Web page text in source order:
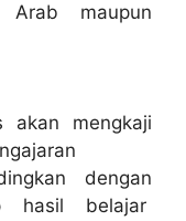
maupun
akan mengkaji
dengan
hasil belajar